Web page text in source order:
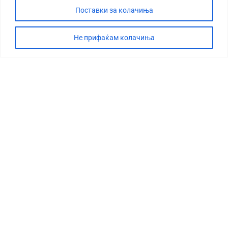
Поставки за колачиња
Не прифаќам колачиња